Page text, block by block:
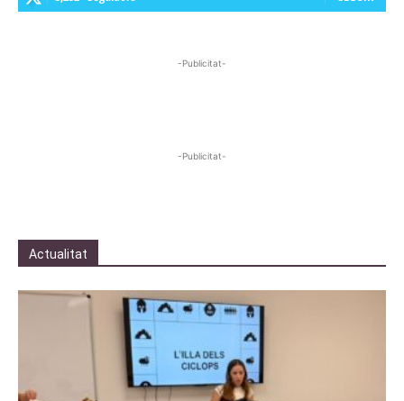
-Publicitat-
-Publicitat-
Actualitat